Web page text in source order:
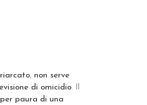
, non serve
di omicidio. Il
paura di una